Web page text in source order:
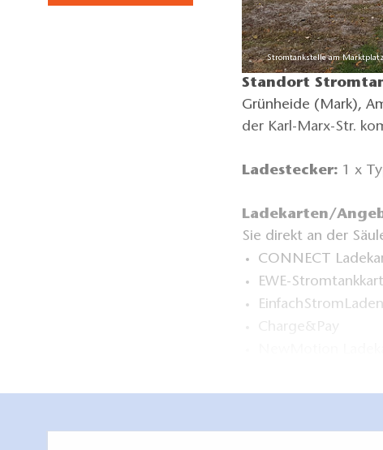
Stromtankstelle am
Standort
Grünheide (Mark),
der Karl-Marx-Str.
Ladestecker: 1 x
Ladekarten/
Sie direkt an der
CONNECT
EWE-
EinfachStromLaden